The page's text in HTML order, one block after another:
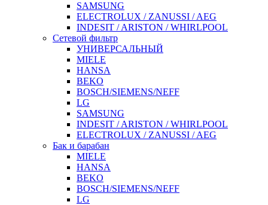
SAMSUNG
ELECTROLUX / ZANUSSI / AEG
INDESIT / ARISTON / WHIRLPOOL
Сетевой фильтр
УНИВЕРСАЛЬНЫЙ
MIELE
HANSA
BEKO
BOSCH/SIEMENS/NEFF
LG
SAMSUNG
INDESIT / ARISTON / WHIRLPOOL
ELECTROLUX / ZANUSSI / AEG
Бак и барабан
MIELE
HANSA
BEKO
BOSCH/SIEMENS/NEFF
LG